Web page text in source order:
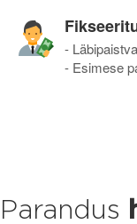
-
- Esimese
Parandus